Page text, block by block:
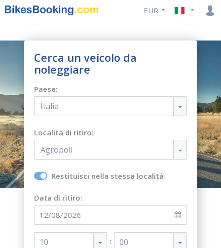
EUR
Cerca un veicolo da
noleggiare
Paese:
Italia
Località di ritiro:
Agropoli
Restituisci nella stessa località
Data di ritiro:
10 : 00